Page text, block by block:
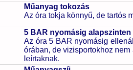
Műanyag tokozás
Az óra tokja könnyű, de tartós
5 BAR nyomásig alapszinten
Az óra 5 BAR nyomásig
órában, de vizisportokhoz
leírtaknak.